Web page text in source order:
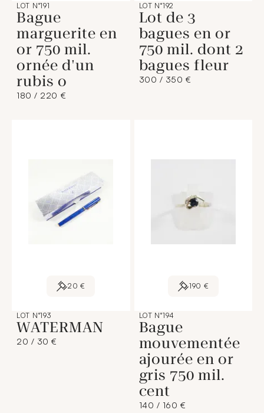
LOT N°191
Bague
marguerite en
or 750 mil.
ornée d'un
rubis o
180 / 220 €
LOT N°192
Lot de 3
bagues en or
750 mil. dont 2
bagues fleur
300 / 350 €
20 €
LOT N°193
WATERMAN
20 / 30 €
190 €
LOT N°194
Bague
mouvementée
ajourée en or
gris 750 mil.
cent
140 / 160 €